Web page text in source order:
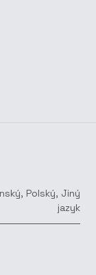
, Polský, Jiný
jazyk